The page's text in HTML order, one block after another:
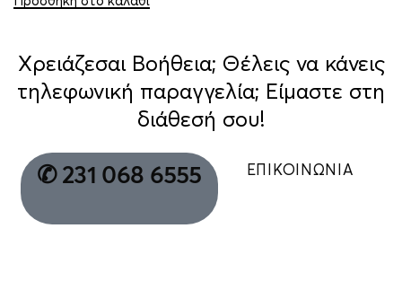
Χρειάζεσαι Βοήθεια; Θέλεις να κάνεις
τηλεφωνική παραγγελία; Είμαστε στη
διάθεσή σου!
✆ 231 068 6555 ΕΠΙΚΟΙΝΩΝΙΑ